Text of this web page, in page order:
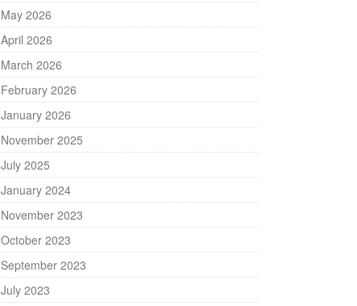
May 2026
April 2026
March 2026
February 2026
January 2026
November 2025
July 2025
January 2024
November 2023
October 2023
September 2023
July 2023